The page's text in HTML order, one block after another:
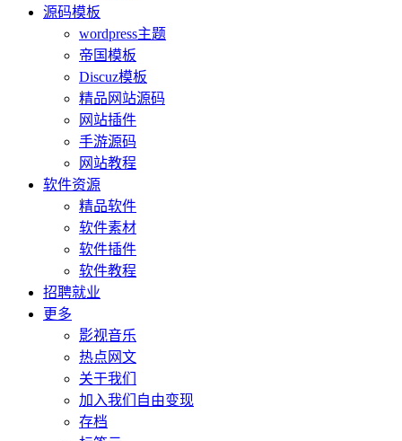
源码模板
wordpress主题
帝国模板
Discuz模板
精品网站源码
网站插件
手游源码
网站教程
软件资源
精品软件
软件素材
软件插件
软件教程
招聘就业
更多
影视音乐
热点网文
关于我们
加入我们自由变现
存档